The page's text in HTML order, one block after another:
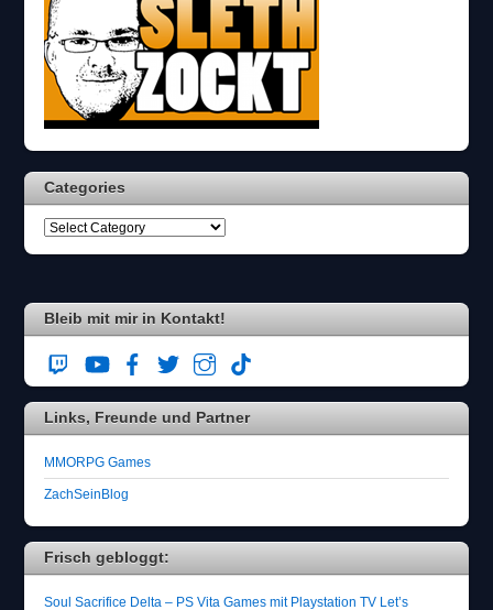
a
n
n
ä
h
l
n
i
t
e
d
a
s
l
g
z
Categories
Bleib mit mir in Kontakt!
Links, Freunde und Partner
MMORPG Games
ZachSeinBlog
Frisch gebloggt:
Soul Sacrifice Delta – PS Vita Games mit Playstation TV Let’s